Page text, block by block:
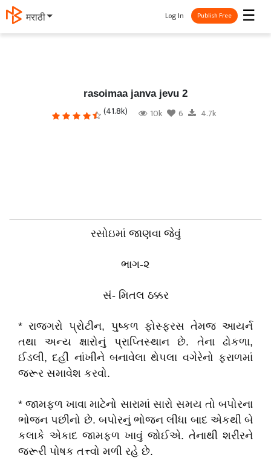
தமிழ் ☰
Log In Publish Free
rasoimaa janva jevu 2
(41.8k) 10k 6 4.7k
રસોઇમાં જાણવા જેવું
ભાગ-૨
સં- મિતલ ઠક્કર
* રાજગરો પ્રોટીન, પુષ્કળ ફોસ્ફરસ તેમજ આયર્ન
તથા અન્ય ક્ષારોનું પ્રાપ્તિસ્થાન છે. તેના ઢોકળા,
ઈડલી, દહીં નાંખીને બનાવેલા થેપલા વગેરેનો ફરાળમાં
જરૂર સમાવેશ કરવો.
* જામફળ ખાવા માટેનો સારામાં સારો સમય તો બપોરના
ભોજન પછીનો છે. બપોરનું ભોજન લીધા બાદ એકથી બે
કલાકે એકાદ જામફળ ખાવું જોઈએ. તેનાથી શરીરને
જરૂરી પોષક તત્ત્વો મળી રહે છે.